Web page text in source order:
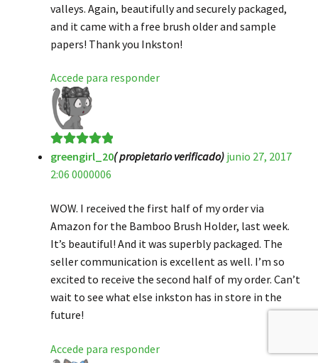
valleys. Again, beautifully and securely packaged,
and it came with a free brush older and sample
papers! Thank you Inkston!
Accede para responder
Valorado en5
de 5
greengirl_20( propietario verificado) junio 27, 2017
2:06 0000006
WOW. I received the first half of my order via
Amazon for the Bamboo Brush Holder, last week.
It’s beautiful! And it was superbly packaged. The
seller communication is excellent as well. I’m so
excited to receive the second half of my order. Can’t
wait to see what else inkston has in store in the
future!
Accede para responder